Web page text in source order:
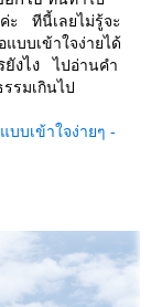
ค่ะ ทีนี้เลยไม่รู้จะ
บบเข้าใจง่ายได้
งไง
ไปอ่านคำ
รมเกินไป
บเข้าใจง่ายๆ -